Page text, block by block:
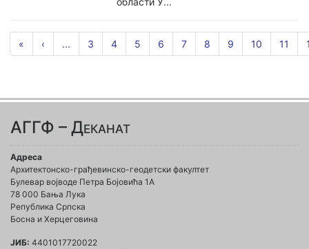
« ‹ ... 3 4 5 6 7 8 9 10 11
АГГФ – Деканат
Адреса
Архитектонско-грађевинско-геодетски факултет
Булевар војводе Петра Бојовића 1A
78 000 Бања Лука
Република Српска
Босна и Херцеговина
ЈИБ: 4401017720022